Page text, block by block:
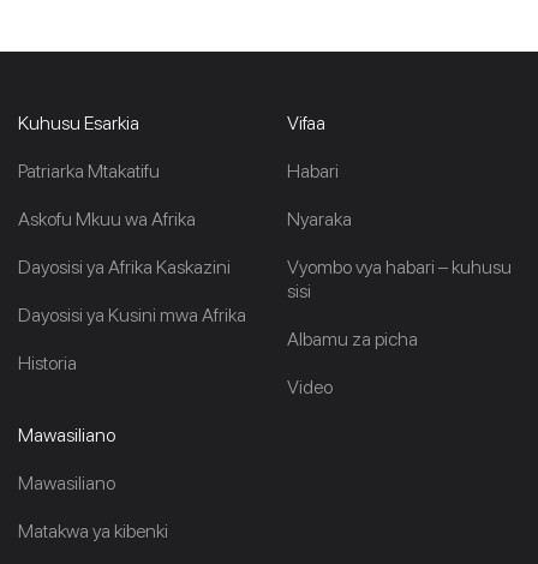
Kuhusu Esarkia
Patriarka Mtakatifu
Askofu Mkuu wa Afrika
Dayosisi ya Afrika Kaskazini
Dayosisi ya Kusini mwa Afrika
Historia
Vifaa
Habari
Nyaraka
Vyombo vya habari – kuhusu
sisi
Albamu za picha
Video
Mawasiliano
Mawasiliano
Matakwa ya kibenki